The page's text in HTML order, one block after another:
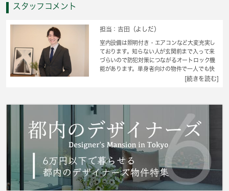
スタッフコメント
担当：吉田（よしだ）
室内設備は照明付き・エアコンなど大変充実し
ております。知らない人が玄関前まで入って来
づらいので防犯対策につながるオートロック機
能があります。単身者向けの物件で一人でも快
適に暮らせるお住まいです。空き家の物件で
す。価格7万円ながら充実した設備のこちらの物
いお部屋探しなら新宿区や都電荒川線面影橋付
近に強い当社へご連絡ください。信頼できるス
タッフが対応致します。
[続きを読む]